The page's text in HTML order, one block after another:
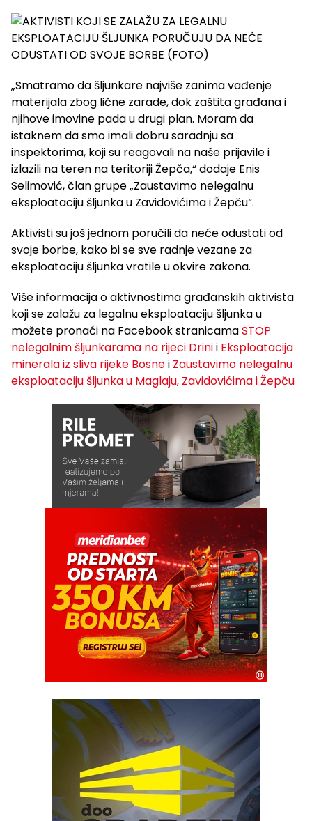
„Smatramo da šljunkare najviše zanima vađenje
materijala zbog lične zarade, dok zaštita građana i
njihove imovine pada u drugi plan. Moram da
istaknem da smo imali dobru saradnju sa
inspektorima, koji su reagovali na naše prijavile i
izlazili na teren na teritoriji Žepča,“ dodaje Enis
Selimović, član grupe „Zaustavimo nelegalnu
eksploataciju šljunka u Zavidovićima i Žepču“.
Aktivisti su još jednom poručili da neće odustati od
svoje borbe, kako bi se sve radnje vezane za
eksploataciju šljunka vratile u okvire zakona.
Više informacija o aktivnostima građanskih aktivista
koji se zalažu za legalnu eksploataciju šljunka u
možete pronaći na Facebook stranicamaSTOP
nelegalnim šljunkarama na rijeci Drinii Eksploatacija
minerala iz sliva rijeke Bosnei Zaustavimo nelegalnu
eksploataciju šljunka u Maglaju, Zavidovićima i Žepču